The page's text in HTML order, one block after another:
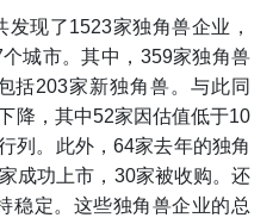
现了1523家独角兽企业，
城市。其中，359家独角兽
括203家新独角兽。与此同
降，其中52家因估值低于10
列。此外，64家去年的独角
成功上市，30家被收购。还
稳定。这些独角兽企业的总